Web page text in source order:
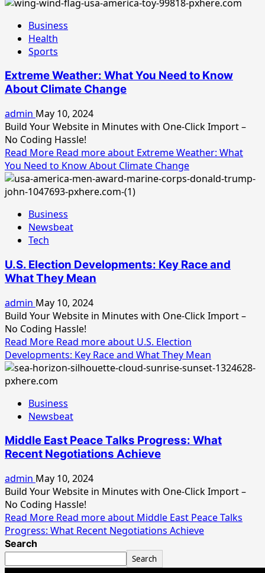
Business
Health
Sports
Extreme Weather: What You Need to Know
About Climate Change
admin May 10, 2024
Build Your Website in Minutes with One-Click Import –
No Coding Hassle!
Read More Read more about Extreme Weather: What
You Need to Know About Climate Change
Business
Newsbeat
Tech
U.S. Election Developments: Key Race and
What They Mean
admin May 10, 2024
Build Your Website in Minutes with One-Click Import –
No Coding Hassle!
Read More Read more about U.S. Election
Developments: Key Race and What They Mean
Business
Newsbeat
Middle East Peace Talks Progress: What
Recent Negotiations Achieve
admin May 10, 2024
Build Your Website in Minutes with One-Click Import –
No Coding Hassle!
Read More Read more about Middle East Peace Talks
Progress: What Recent Negotiations Achieve
Search
Search